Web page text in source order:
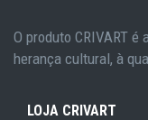
O produto CRIVART é
herança cultural, à
LOJA CRIVART